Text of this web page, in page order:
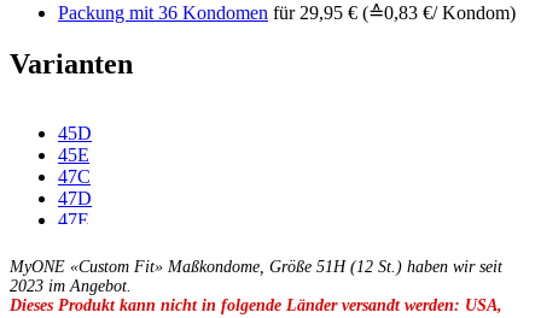
Packung mit 36 Kondomen für 29,95 € (≙0,83 €/ Kondom)
Varianten
45D
45E
47C
47D
47E
49C
49D
49E
MyONE «Custom Fit» Maßkondome, Größe 51H (12 St.) haben wir seit
2023 im Angebot.
Dieses Produkt kann nicht in folgende Länder versandt werden: USA,